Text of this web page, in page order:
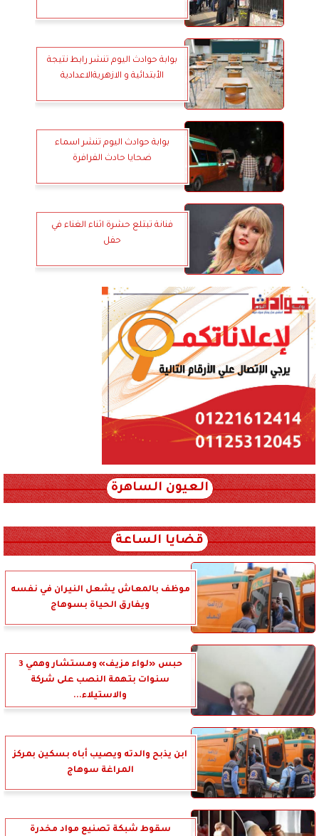
بوابة حوادث اليوم تنشر رابط نتيجة
الأبتدائية و الازهريةالاعدادية
بوابة حوادث اليوم تنشر اسماء
ضحايا حادث الفرافرة
فنانة تبتلع حشرة اثناء الغناء في
حفل
العيون الساهرة
قضايا الساعة
موظف بالمعاش يشعل النيران في نفسه
ويفارق الحياة بسوهاج
حبس «لواء مزيف» ومستشار وهمي 3
سنوات بتهمة النصب على شركة
والاستيلاء...
ابن يذبح والدته ويصيب أباه بسكين بمركز
المراغة سوهاج
سقوط شبكة تصنيع مواد مخدرة